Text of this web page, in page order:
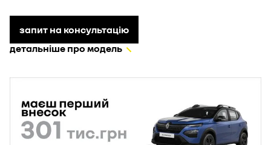
запит на консультацію
детальніше про модель